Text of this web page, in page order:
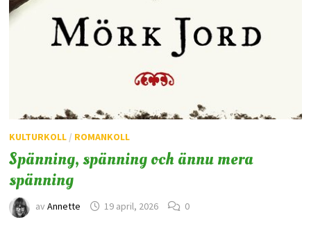
KULTURKOLL/ ROMANKOLL
Spänning, spänning och ännu mera
spänning
av Annette 19 april, 2026 0